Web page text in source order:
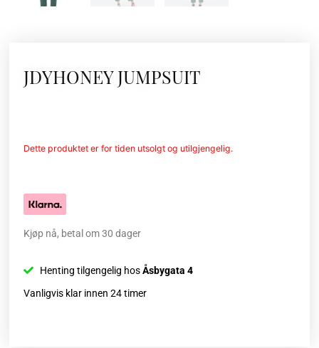
JDYHONEY JUMPSUIT
Dette produktet er for tiden utsolgt og utilgjengelig.
Kjøp nå, betal om 30 dager
Henting tilgengelig hosÅsbygata 4
Vanligvis klar innen 24 timer